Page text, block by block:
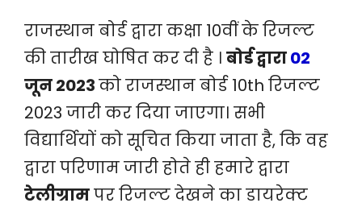
राजस्थान बोर्ड द्वारा कक्षा 10वीं के रिजल्ट
की तारीख घोषित कर दी है । बोर्ड द्वारा02
जून 2023को राजस्थान बोर्ड 10th रिजल्ट
2023 जारी कर दिया जाएगा। सभी
विद्यार्थियों को सूचित किया जाता है, कि वह
द्वारा परिणाम जारी होते ही हमारे द्वारा
टेलीग्रामपर रिजल्ट देखने का डायरेक्ट